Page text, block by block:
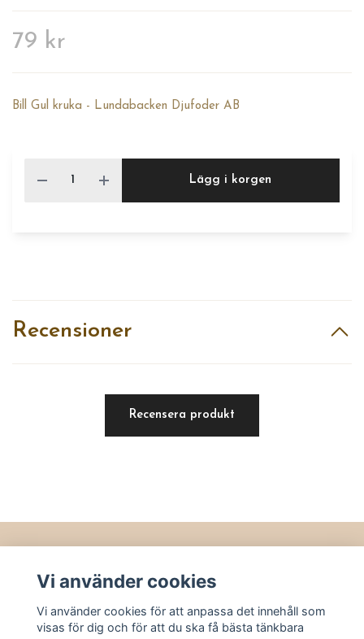
79 kr
Bill Gul kruka - Lundabacken Djufoder AB
Lägg i korgen
Recensioner
Recensera produkt
Köpvillkor
Kontakt
Utvalt
Vi använder cookies
Vi använder cookies för att anpassa det innehåll som
visas för dig och för att du ska få bästa tänkbara